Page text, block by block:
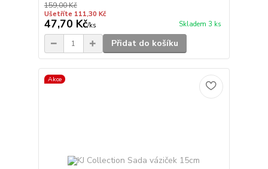
159,00 Kč
Ušetříte 111,30 Kč
47,70 Kč/ks Skladem 3 ks
Přidat do košíku
Akce